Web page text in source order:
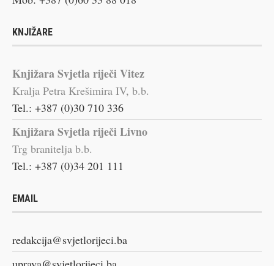
KNJIŽARE
Knjižara Svjetla riječi Vitez
Kralja Petra Krešimira IV, b.b.
Tel.: +387 (0)30 710 336
Knjižara Svjetla riječi Livno
Trg branitelja b.b.
Tel.: +387 (0)34 201 111
EMAIL
redakcija@svjetlorijeci.ba